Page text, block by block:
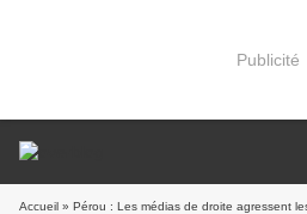
Publicité
Accueil » Pérou : Les médias de droite agressent